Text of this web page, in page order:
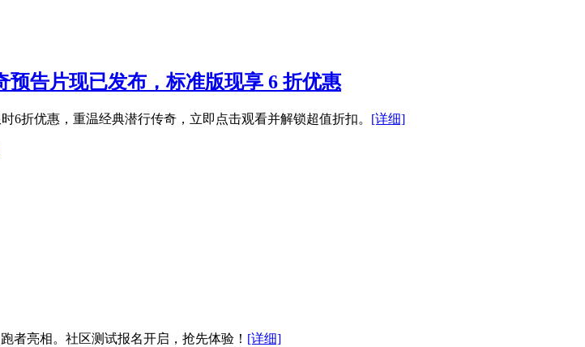
告片现已发布，标准版现享 6 折优惠
6折优惠，重温经典潜行传奇，立即点击观看并解锁超值折扣。 [详细]
者亮相。社区测试报名开启，抢先体验！ [详细]